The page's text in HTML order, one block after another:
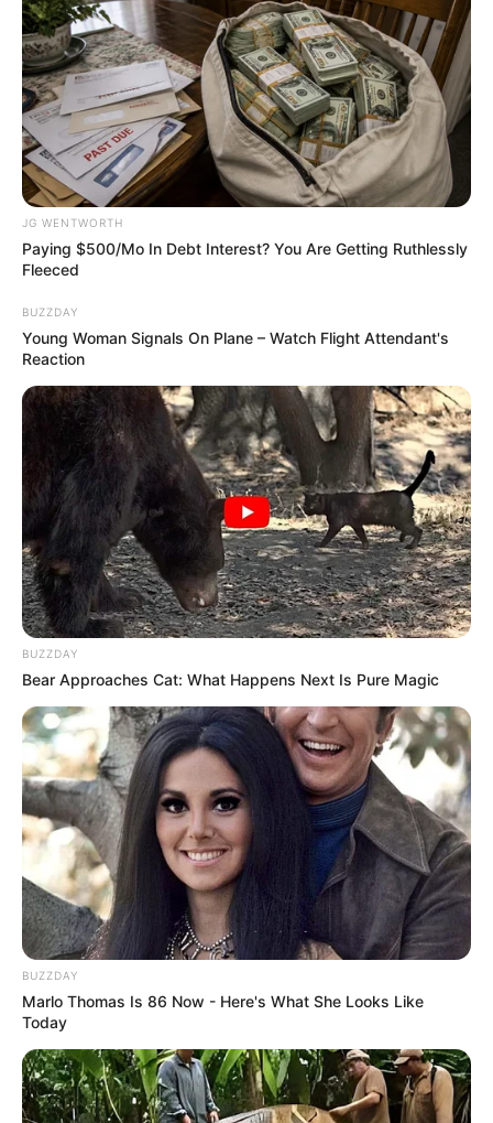
This Trick Will Give You An Erection At Any Age
MEDVI
This New Will Give You An Erection After +45
MEDVI
Feeling Tired? Here's The Trick To Perform Better
MEDVI
JG WENTWORTH
Paying $500/Mo In Debt Interest? You Are Getting Ruthlessly
Fleeced
BUZZDAY
Young Woman Signals On Plane – Watch Flight Attendant's
Reaction
BUZZDAY
Bear Approaches Cat: What Happens Next Is Pure Magic
BUZZDAY
Marlo Thomas Is 86 Now - Here's What She Looks Like
Today